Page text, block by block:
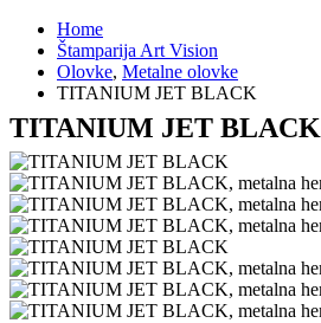
Home
Štamparija Art Vision
Olovke, Metalne olovke
TITANIUM JET BLACK
TITANIUM JET BLACK